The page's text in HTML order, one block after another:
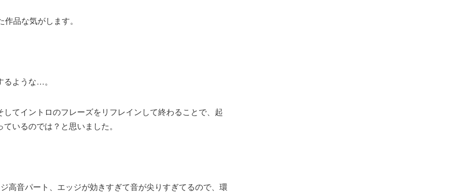
品な気がします。
ような…。
てイントロのフレーズをリフレインして終わることで、起
いるのでは？と思いました。
高音パート、エッジが効きすぎて音が尖りすぎてるので、環